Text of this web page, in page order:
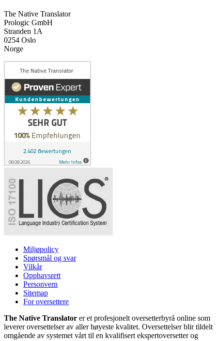
The Native Translator
Prologic GmbH
Stranden 1A
0254 Oslo
Norge
Miljøpolicy
Spørsmål og svar
Vilkår
Opphavsrett
Personvern
Sitemap
For oversettere
The Native Translator er et profesjonelt oversetterbyrå online som
leverer oversettelser av aller høyeste kvalitet. Oversettelser blir tildelt
omgående av systemet vårt til en kvalifisert ekspertoversetter og